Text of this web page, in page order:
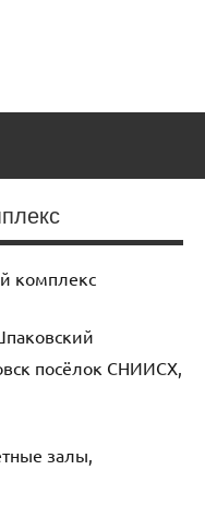
комплекс
посёлок СНИИСХ,
залы,